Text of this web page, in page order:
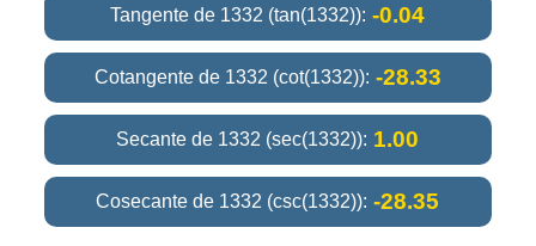
Tangente de 1332 (tan(1332)): -0.04
Cotangente de 1332 (cot(1332)): -28.33
Secante de 1332 (sec(1332)): 1.00
Cosecante de 1332 (csc(1332)): -28.35